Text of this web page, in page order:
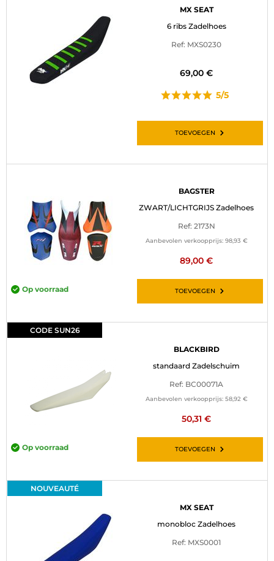
MX SEAT
6 ribs Zadelhoes
Ref: MXS0230
69,00 €
5/5
TOEVOEGEN
BAGSTER
ZWART/LICHTGRIJS Zadelhoes
Ref: 2173N
Aanbevolen verkoopprijs: 98,93 €
89,00 €
Op voorraad TOEVOEGEN
CODE SUN26
BLACKBIRD
standaard Zadelschuim
Ref: BC00071A
Aanbevolen verkoopprijs: 58,92 €
50,31 €
Op voorraad TOEVOEGEN
NOUVEAUTÉ
MX SEAT
monobloc Zadelhoes
Ref: MXS0001